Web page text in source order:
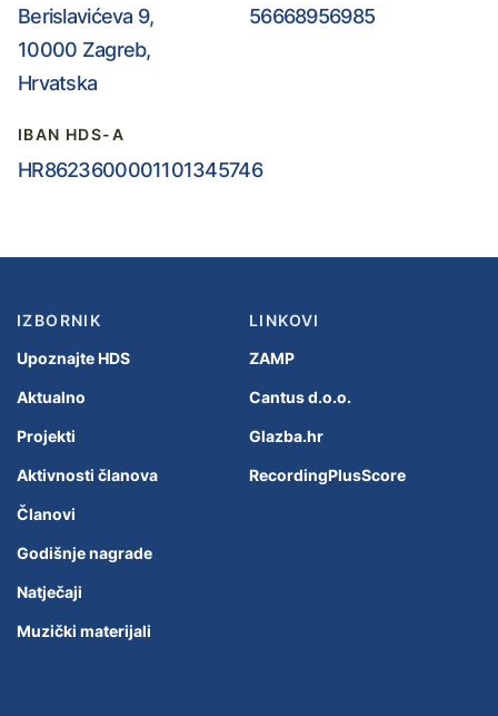
Berislavićeva 9,
10000 Zagreb,
Hrvatska
56668956985
IBAN HDS-A
HR8623600001101345746
IZBORNIK
Upoznajte HDS
Aktualno
Projekti
Aktivnosti članova
Članovi
Godišnje nagrade
Natječaji
Muzički materijali
LINKOVI
ZAMP
Cantus d.o.o.
Glazba.hr
RecordingPlusScore